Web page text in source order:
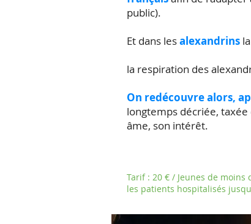
public).
Et dans lesalexandrins
la respiration des
On redécouvre alors,
longtemps décriée, taxée
âme, son intérêt.
Tarif : 20 € / Jeunes de
les patients hospitalisés